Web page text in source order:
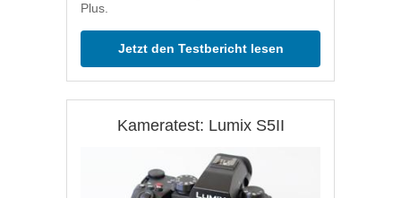
Plus.
Jetzt den Testbericht lesen
Kameratest: Lumix S5II